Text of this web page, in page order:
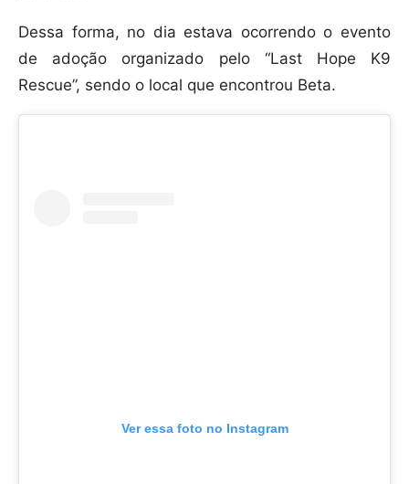
Dessa forma, no dia estava ocorrendo o evento
de adoção organizado pelo “Last Hope K9
Rescue”, sendo o local que encontrou Beta.
Ver essa foto no Instagram